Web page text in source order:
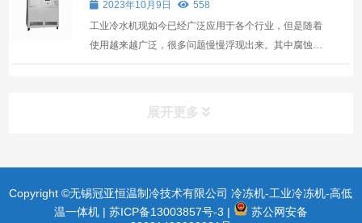
2023年10月9日
558
工业冷水机现如今已经广泛应用于各个行业，但是随着
使用越来越广泛，很多问题慢慢浮现出来。其中腐蚀问
题，也是比较常见的。因为大家使用不规范，保养不到
展开更多
Copyright ©无锡冠亚恒温制冷技术有限公司 冷冻机-工业冷冻机-高低
温一体机 | 苏ICP备13003857号-3 |
苏公网安备